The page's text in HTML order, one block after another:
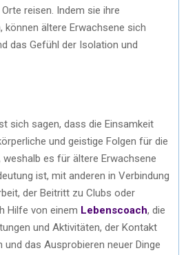
reisen. Indem sie ihre
ältere Erwachsene sich
das Gefühl der Isolation und
sich sagen, dass die Einsamkeit
und geistige Folgen für die
weshalb es für ältere Erwachsene
ist, mit anderen in Verbindung
der Beitritt zu Clubs oder
Hilfe von einem Lebenscoach, die
und Aktivitäten, der Kontakt
und das Ausprobieren neuer Dinge